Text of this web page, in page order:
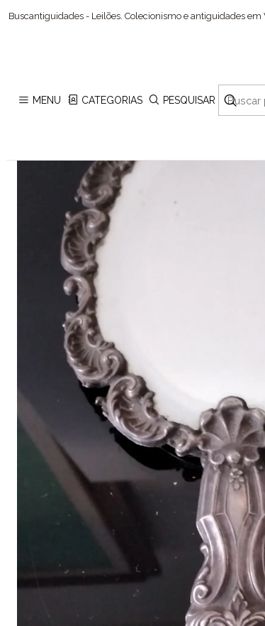
MENU CATEGORIAS PESQUISAR
Buscantiguidades - Leilões. Colecionismo e antiguidades em